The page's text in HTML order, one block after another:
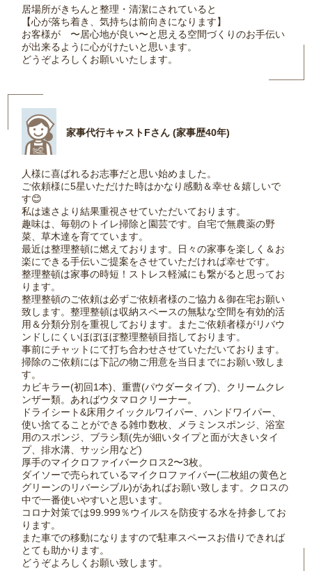
居場所がきちんと整理・清潔にされていると
【心が落ち着き、気持ちは前向きになります】
お客様が 〜居心地が良い〜と思える空間づくりのお手伝い
が出来るように心がけたいと思います。
どうぞよろしくお願いいたします。
家事代行キャストFさん (家事歴40年)
人様に喜ばれるお志事だと思い始めました。
ご依頼様に5星いただけた時はかなり感動＆幸せ＆嬉しいで
す😊
私は速さより結果重視させていただいております。
趣味は、毎朝のトイレ掃除と園芸です。自宅で無農薬の野
菜、草木達を育てています。
最近は整理整頓に燃えております。日々の家事を楽しく＆お
楽にできる手伝いご提案をさせていただければ幸せです。
整理整頓は家事の時短！ストレス軽減にも繋がると思ってお
ります。
整理整頓のご依頼は必ずご依頼者様のご協力＆御在宅お願い
致します。整理整頓は収納スペースの無駄な空間を有効的活
用＆分類分別を重視しております。またご依頼者様がリバウ
ンドしにくいほぼほぼ整理整頓目指しております。
事前にチャットにて打ち合わせさせていただいております。
掃除のご依頼には下記の物ご用意を当日までにお願い致しま
す。
カビキラー(初回1本)、重曹(パウダータイプ)、クリームクレ
ンザー類。あればウタマロクリーナー。
ドライシート&床用クイックルワイパー、ハンドワイパー、
使い捨てることができる雑巾数枚、メラミンスポンジ、浴室
用のスポンジ、ブラシ類(先が細いタイプと面が大きいタイ
プ、排水溝、サッシ用など)
厚手のマイクロファイバークロス2〜3枚。
ダイソーで売られているマイクロファイバー(二枚組の黄色と
グリーンのリバーシブル)があればお願い致します。クロスの
中で一番使いやすいと思います。
コロナ対策では99.999％ウイルスを防疫する水を持参してお
ります。
また車での移動になりますので駐車スペースお借りできれば
とても助かります。
どうぞよろしくお願い致します。